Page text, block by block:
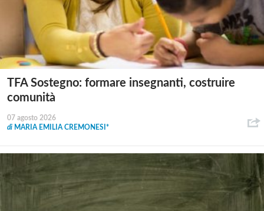
TFA Sostegno: formare insegnanti, costruire
comunità
07 agosto 2026
di MARIA EMILIA CREMONESI*